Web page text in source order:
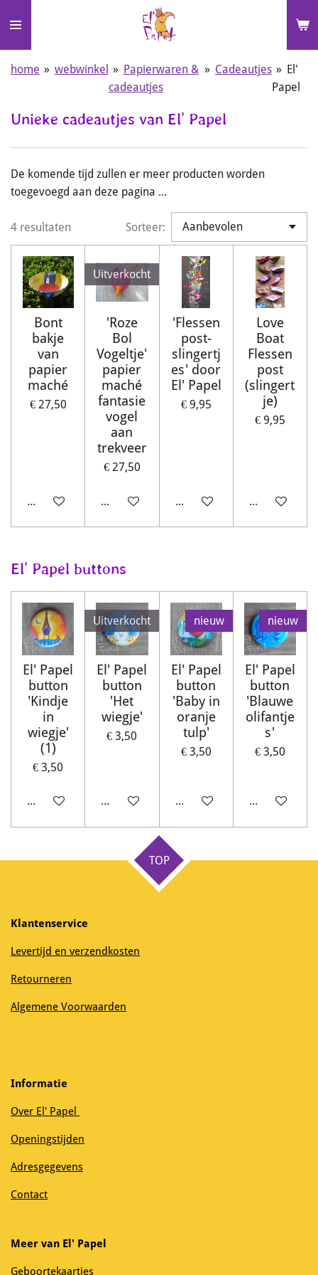
direct
naar
de
home » webwinkel » Papierwaren &
cadeautjes
» Cadeautjes » El'
Papel
Unieke cadeautjes van El' Papel
De komende tijd zullen er meer producten worden
toegevoegd aan deze pagina ...
4 resultaten Sorteer:
Bont
bakje
van
papier
maché
€ 27,50
In winkelwagen
Uitverkocht
'Roze
Bol
Vogeltje'
papier
maché
fantasie
vogel
aan
trekveer
€ 27,50
Houd mij op de hoogte
'Flessen
post-
slingertj
es' door
El' Papel
€ 9,95
In winkelwagen
Love
Boat
Flessen
post
(slingert
je)
€ 9,95
In
El' Papel buttons
El' Papel
button
'Kindje
in
wiegje'
(1)
€ 3,50
In winkelwagen
Uitverkocht
El' Papel
button
'Het
wiegje'
€ 3,50
Houd mij op de hoogte
nieuw
El' Papel
button
'Baby in
oranje
tulp'
€ 3,50
In winkelwagen
nieuw
El' Papel
button
'Blauwe
olifantje
s'
€ 3,50
In
TOP
Klantenservice
Levertijd en verzendkosten
Retourneren
Algemene Voorwaarden
Informatie
Over El' Papel
Openingstijden
Adresgegevens
Contact
Meer van El' Papel
Geboortekaartjes